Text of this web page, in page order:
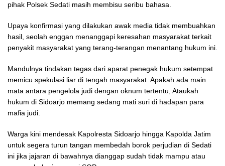
pihak Polsek Sedati masih membisu seribu bahasa.
Upaya konfirmasi yang dilakukan awak media tidak membuahkan
hasil, seolah enggan menanggapi keresahan masyarakat terkait
penyakit masyarakat yang terang-terangan menantang hukum ini.
Mandulnya tindakan tegas dari aparat penegak hukum setempat
memicu spekulasi liar di tengah masyarakat. Apakah ada main
mata antara pengelola judi dengan oknum tertentu, Ataukah
hukum di Sidoarjo memang sedang mati suri di hadapan para
mafia judi.
Warga kini mendesak Kapolresta Sidoarjo hingga Kapolda Jatim
untuk segera turun tangan membedah borok perjudian di Sedati
ini jika jajaran di bawahnya dianggap sudah tidak mampu atau